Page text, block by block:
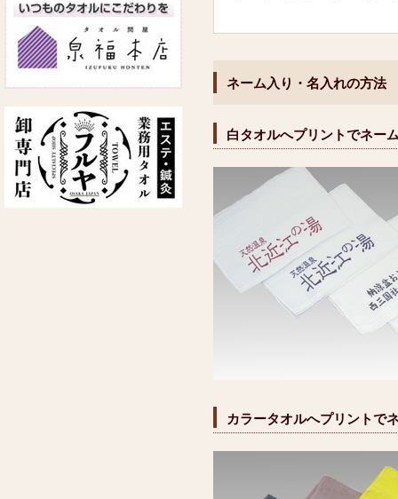
ネーム入り・名入れの方法
白タオルへプリントでネー
カラータオルへプリントで